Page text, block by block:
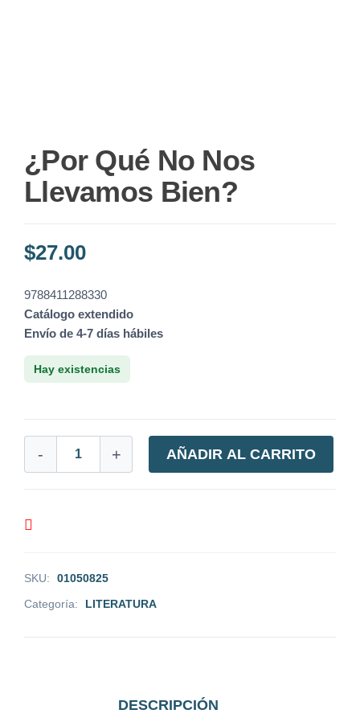
¿Por Qué No Nos
Llevamos Bien?
$27.00
9788411288330
Catálogo extendido
Envío de 4-7 días hábiles
Hay existencias
- + AÑADIR AL CARRITO
SKU:
01050825
Categoría:
LITERATURA
DESCRIPCIÓN